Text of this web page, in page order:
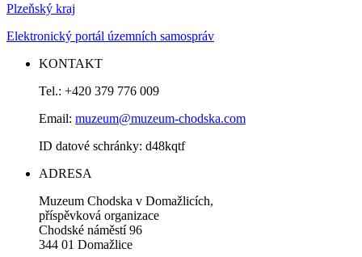
Plzeňský kraj
Elektronický portál územních samospráv
KONTAKT
Tel.: +420 379 776 009
Email: muzeum@muzeum-chodska.com
ID datové schránky: d48kqtf
ADRESA
Muzeum Chodska v Domažlicích,
příspěvková organizace
Chodské náměstí 96
344 01 Domažlice